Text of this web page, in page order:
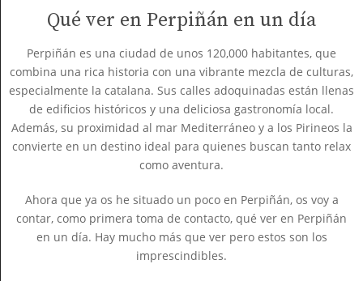
Qué ver en Perpiñán en un día
Perpiñán es una ciudad de unos 120,000 habitantes, que
combina una rica historia con una vibrante mezcla de culturas,
especialmente la catalana. Sus calles adoquinadas están llenas
de edificios históricos y una deliciosa gastronomía local.
Además, su proximidad al mar Mediterráneo y a los Pirineos la
convierte en un destino ideal para quienes buscan tanto relax
como aventura.
Ahora que ya os he situado un poco en Perpiñán, os voy a
contar, como primera toma de contacto, qué ver en Perpiñán
en un día. Hay mucho más que ver pero estos son los
imprescindibles.